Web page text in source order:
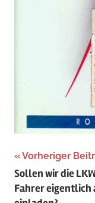
Vorheriger
Sollen wir die
Fahrer eigentlich